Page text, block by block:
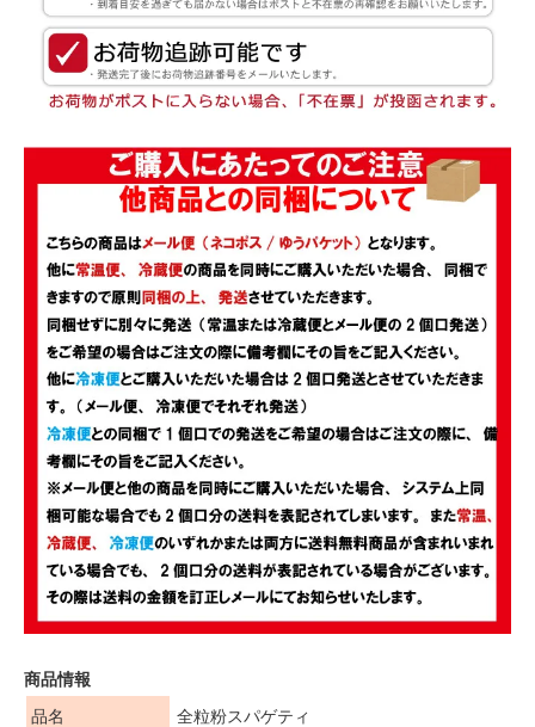
商品情報
品名
全粒粉スパゲティ